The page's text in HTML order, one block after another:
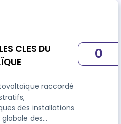
CLES DU
raccordé
des installations
des
0